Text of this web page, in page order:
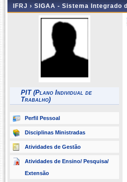
IFRJ › SIGAA - Sistema Integrado
PIT (Plano Individual de
Trabalho)
Perfil Pessoal
Disciplinas Ministradas
Atividades de Gestão
Atividades de Ensino/ Pesquisa/
Extensão